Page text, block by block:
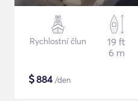
Rychlostní člun
19 ft
6 m
$884/den